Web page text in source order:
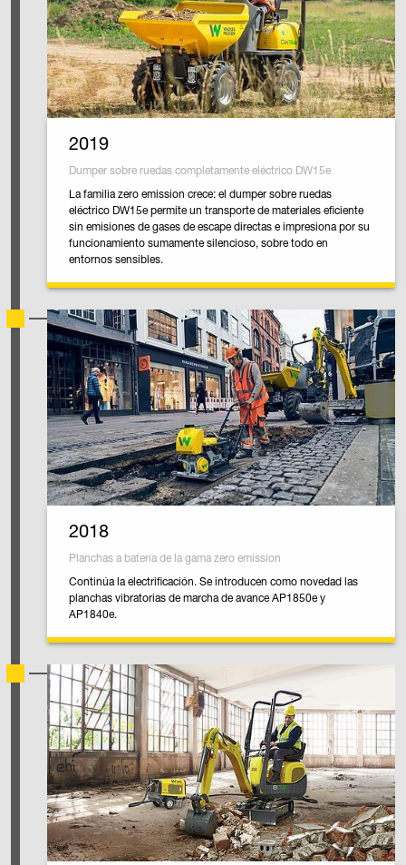
2019
Dumper sobre ruedas completamente eléctrico DW15e
La familia zero emission crece: el dumper sobre ruedas
eléctrico DW15e permite un transporte de materiales eficiente
sin emisiones de gases de escape directas e impresiona por su
funcionamiento sumamente silencioso, sobre todo en
entornos sensibles.
2018
Planchas a batería de la gama zero emission
Continúa la electrificación. Se introducen como novedad las
planchas vibratorias de marcha de avance AP1850e y
AP1840e.